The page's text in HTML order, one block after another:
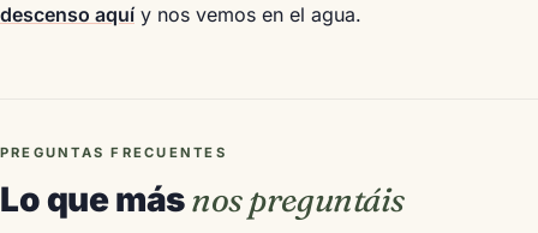
descenso aquí y nos vemos en el agua.
PREGUNTAS FRECUENTES
Lo que másnos preguntáis